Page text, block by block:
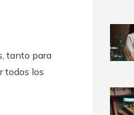
tanto para
todos los